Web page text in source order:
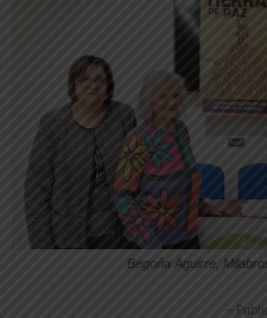
Begoña Aguirre,
--